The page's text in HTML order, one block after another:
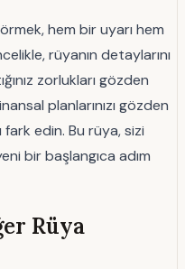
hem bir uyarı hem
rüyanın detaylarını
zorlukları gözden
planlarınızı gözden
fark edin. Bu rüya, sizi
bir başlangıca adım
Rüya